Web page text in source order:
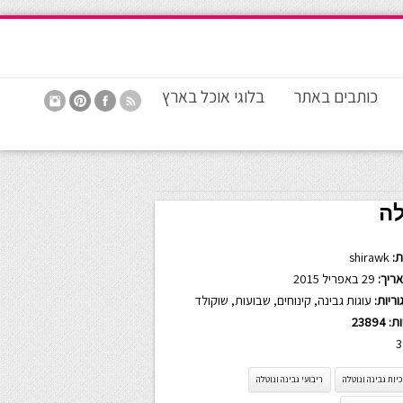
כותבים באתר בלוגי אוכל בארץ
shirawk
עוגות גבינה, קינוחים, שבועות, שוקולד
23894
3
גבינה ונוטלה ריבועי גבינה ונוטלה